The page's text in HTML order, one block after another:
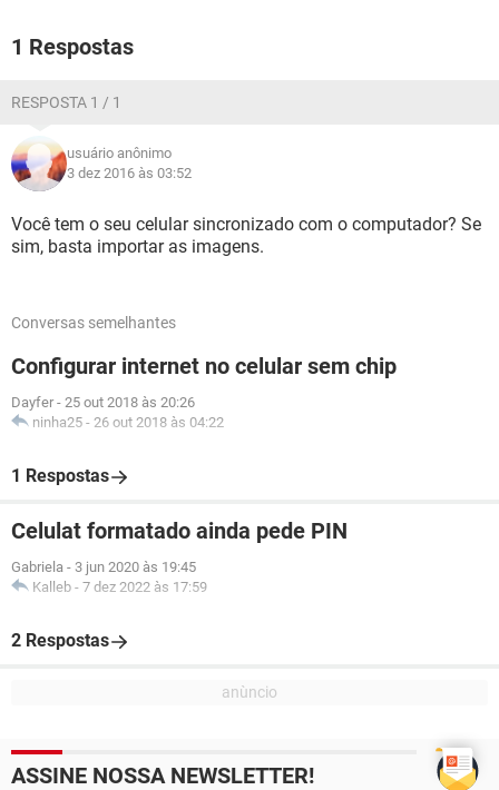
1 Respostas
RESPOSTA 1 / 1
usuário anônimo
3 dez 2016 às 03:52
Você tem o seu celular sincronizado com o computador? Se
sim, basta importar as imagens.
Conversas semelhantes
Configurar internet no celular sem chip
Dayfer - 25 out 2018 às 20:26
ninha25 - 26 out 2018 às 04:22
1 Respostas
Celulat formatado ainda pede PIN
Gabriela - 3 jun 2020 às 19:45
Kalleb - 7 dez 2022 às 17:59
2 Respostas
ASSINE NOSSA NEWSLETTER!